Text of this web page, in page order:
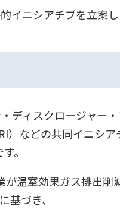
イニシアチブを立案し
ィスクロージャー・
）などの共同イニシ
。
温室効果ガス排出削
づき、